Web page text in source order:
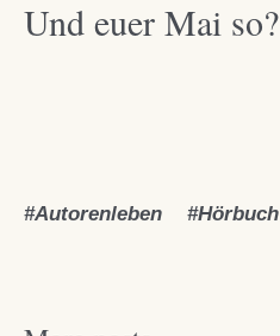
Und euer Mai so?
Autorenleben Hörbuch